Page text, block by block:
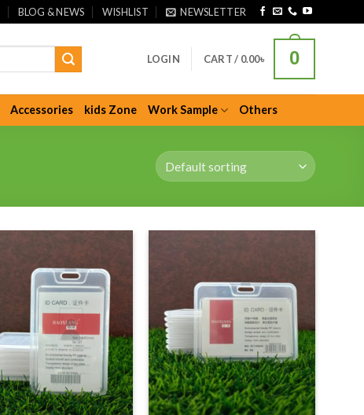
BLOG & NEWS WISHLIST NEWSLETTER
LOGIN CART / 0.00৳ 0
Accessories kids Zone Work Sample Others